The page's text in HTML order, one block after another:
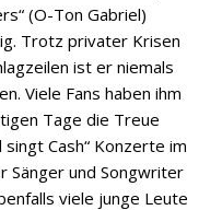
(O-Ton Gabriel)
Trotz privater Krisen
ist er niemals
Viele Fans haben ihm
Tage die Treue
Cash“ Konzerte im
Sänger und Songwriter
viele junge Leute